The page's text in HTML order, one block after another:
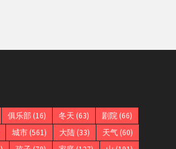
俱乐部(16) 冬天 (63) 剧院(66)
城市(561) 大陆(33) 天气(60)